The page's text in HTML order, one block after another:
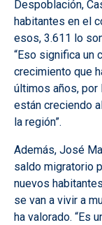
Despoblación,
habitantes en el
esos, 3.611 lo
“Eso significa un
crecimiento que
últimos años, por
están creciendo
la región”.
Además, José
saldo migratorio
nuevos
se van a vivir a
ha valorado. “Es